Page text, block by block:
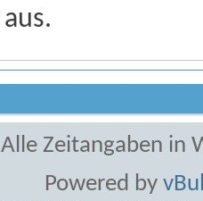
aus.
Alle Zeitangaben in
Powered by